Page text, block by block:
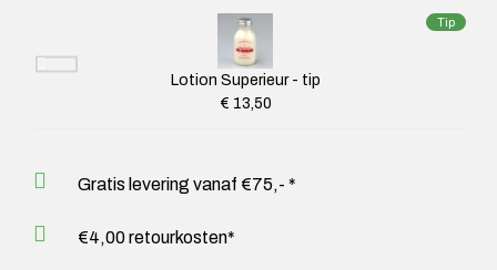
Tip
Lotion Superieur - tip
€ 13,50
Gratis levering vanaf €75,- *
€4,00 retourkosten*